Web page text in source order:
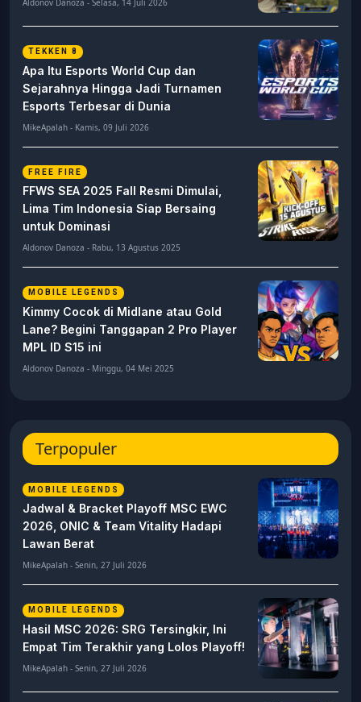
Aldonov Danoza - Selasa, 14 Juli 2026
TEKKEN 8
Apa Itu Esports World Cup dan
Sejarahnya Hingga Jadi Turnamen
Esports Terbesar di Dunia
MikeApalah - Kamis, 09 Juli 2026
FREE FIRE
FFWS SEA 2025 Fall Resmi Dimulai,
Lima Tim Indonesia Siap Bersaing
untuk Dominasi
Aldonov Danoza - Rabu, 13 Agustus 2025
MOBILE LEGENDS
Kimmy Cocok di Midlane atau Gold
Lane? Begini Tanggapan 2 Pro Player
MPL ID S15 ini
Aldonov Danoza - Minggu, 04 Mei 2025
Terpopuler
MOBILE LEGENDS
Jadwal & Bracket Playoff MSC EWC
2026, ONIC & Team Vitality Hadapi
Lawan Berat
MikeApalah - Senin, 27 Juli 2026
MOBILE LEGENDS
Hasil MSC 2026: SRG Tersingkir, Ini
Empat Tim Terakhir yang Lolos Playoff!
MikeApalah - Senin, 27 Juli 2026